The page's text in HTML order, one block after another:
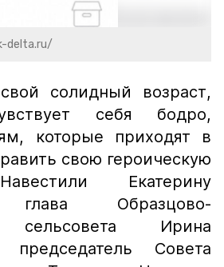
delta.ru/
солидный возраст,
себя бодро,
которые приходят в
свою героическую
Екатерину
глава Образцово-
сельсовета Ирина
Совета